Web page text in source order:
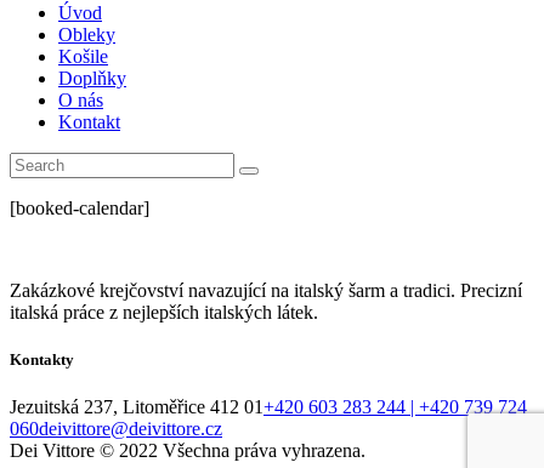
Úvod
Obleky
Košile
Doplňky
O nás
Kontakt
[booked-calendar]
Zakázkové krejčovství navazující na italský šarm a tradici. Precizní
italská práce z nejlepších italských látek.
Kontakty
Jezuitská 237, Litoměřice 412 01+420 603 283 244 | +420 739 724
060deivittore@deivittore.cz
Dei Vittore © 2022 Všechna práva vyhrazena.